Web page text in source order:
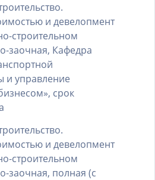
и девелопмент
строительном
заочная, Кафедра
и управление
срок
и девелопмент
строительном
заочная, полная (с